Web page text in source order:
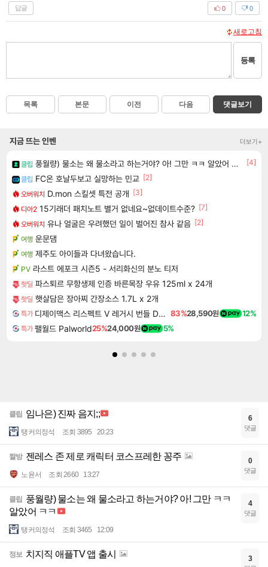
답글 0
0
새로고침
등록
목록 본문 이전 다음 댓글보기
지금 뜨는 인벤 더보기+
클립 풍월량) 물소는 왜 물소라고 하는거야? 아! 그만 ㅋㅋ 알았어 ㅋㅋ
[4]
클립 FC온 호날두보고 실망하는 민교 [2]
오버워치 D.mon 스킬셋 특전 공개 [3]
디아2 15기래더 패치노트 별거 없네요~없데이트수준? [7]
오버워치 유나 얼굴은 우려했던 일이 벌어진 참사 같음 [2]
여행 운문댐
여행 제주도 아이들과 다녀왔습니다.
PV 라스트 에포크 시즌5 - 서리화신의 분노 티저
핫딜 파스퇴르 무항생제 인증 바른목장 우유 125ml x 24개
핫딜 햇살담은 장아찌 간장소스 1.7L x 2개
특가 디제이맥스 리스펙트 V 레거시 번들 DJMAX RESPECT V Legacy Bundle DLC 83%28,590원 12%
특가 팰월드 Palworld25%24,000원 5%
클립 임나은) 진짜 음지;;
탱커의정석 조회 3895 20:23
6
댓글
짤방 젠레스 존 제로 캐릭터 코스프레한 꽁주
노윤서 조회 2660 13:27
0
댓글
클립 풍월량) 물소는 왜 물소라고 하는거야? 아! 그만 ㅋㅋ
알았어 ㅋㅋ
탱커의정석 조회 3465 12:09
4
댓글
정보 치지직 애플TV 앱 출시 3